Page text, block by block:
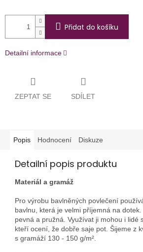
Přidat do košíku
Detailní informace
ZEPTAT SE SDÍLET
Popis Hodnocení Diskuze
Detailní popis produktu
Materiál a gramáž
Pro výrobu bavlněných povlečení
bavlnu, která je velmi příjemná na
pevná a pružná. Využívat ji mohou i lidé
kteří ocení, že dobře saje pot. Šijeme z
s gramáží 130 - 150 g/m².